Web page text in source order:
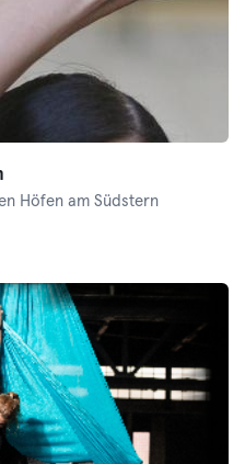
Höfen am Südstern